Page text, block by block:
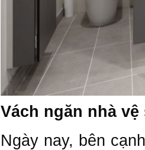
Vách ngăn nhà
Ngày nay, bên